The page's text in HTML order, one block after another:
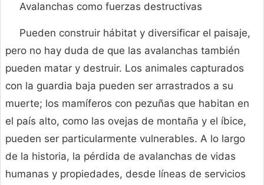
Avalanchas como fuerzas destructivas
Pueden construir hábitat y diversificar el paisaje,
pero no hay duda de que las avalanchas también
pueden matar y destruir. Los animales capturados
con la guardia baja pueden ser arrastrados a su
muerte; los mamíferos con pezuñas que habitan en
el país alto, como las ovejas de montaña y el íbice,
pueden ser particularmente vulnerables. A lo largo
de la historia, la pérdida de avalanchas de vidas
humanas y propiedades, desde líneas de servicios